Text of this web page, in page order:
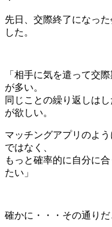
先日、交際終了になっ
した。
「相手に気を遣って交
が多い。
同じことの繰り返しは
が欲しい。
マッチングアプリのよ
ではなく、
もっと確率的に自分に
たい」
確かに・・・その通りだ